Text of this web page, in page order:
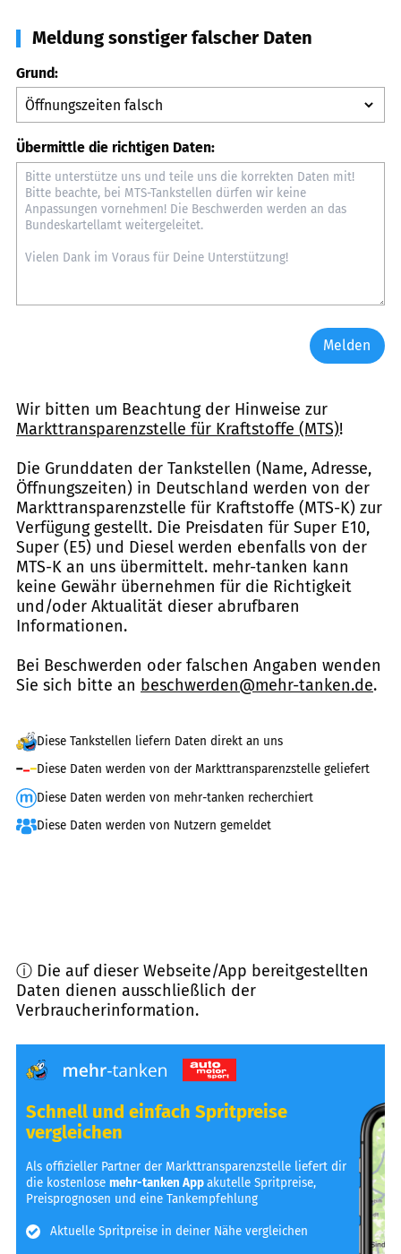
Meldung sonstiger falscher Daten
Grund:
Übermittle die richtigen Daten:
Melden
Wir bitten um Beachtung der Hinweise zur
Markttransparenzstelle für Kraftstoffe (MTS)!
Die Grunddaten der Tankstellen (Name, Adresse,
Öffnungszeiten) in Deutschland werden von der
Markttransparenzstelle für Kraftstoffe (MTS-K) zur
Verfügung gestellt. Die Preisdaten für Super E10,
Super (E5) und Diesel werden ebenfalls von der
MTS-K an uns übermittelt. mehr-tanken kann
keine Gewähr übernehmen für die Richtigkeit
und/oder Aktualität dieser abrufbaren
Informationen.
Bei Beschwerden oder falschen Angaben wenden
Sie sich bitte an beschwerden@mehr-tanken.de.
Diese Tankstellen liefern Daten direkt an uns
Diese Daten werden von der Markttransparenzstelle geliefert
Diese Daten werden von mehr-tanken recherchiert
Diese Daten werden von Nutzern gemeldet
ⓘ Die auf dieser Webseite/App bereitgestellten
Daten dienen ausschließlich der
Verbraucherinformation.
Schnell und einfach Spritpreise
vergleichen
Als offizieller Partner der Markttransparenzstelle liefert dir
die kostenlosemehr-tanken Appakutelle Spritpreise,
Preisprognosen und eine Tankempfehlung
Aktuelle Spritpreise in deiner Nähe vergleichen